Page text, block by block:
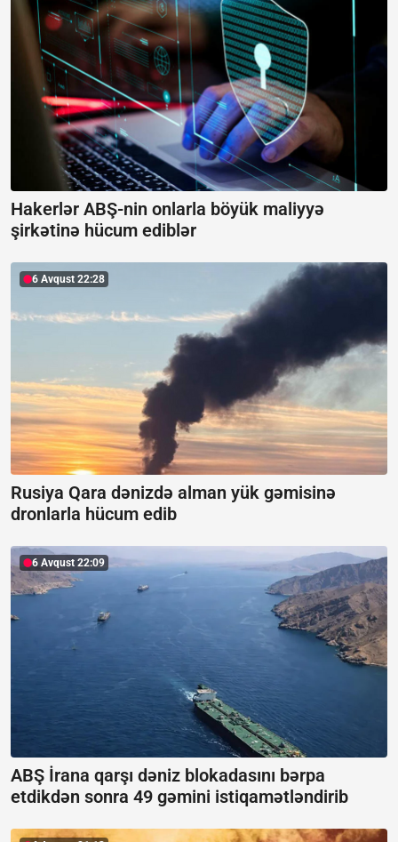
Hakerlər ABŞ-nin onlarla böyük maliyyə
şirkətinə hücum ediblər
6 Avqust 22:28
Rusiya Qara dənizdə alman yük gəmisinə
dronlarla hücum edib
6 Avqust 22:09
ABŞ İrana qarşı dəniz blokadasını bərpa
etdikdən sonra 49 gəmini istiqamətləndirib